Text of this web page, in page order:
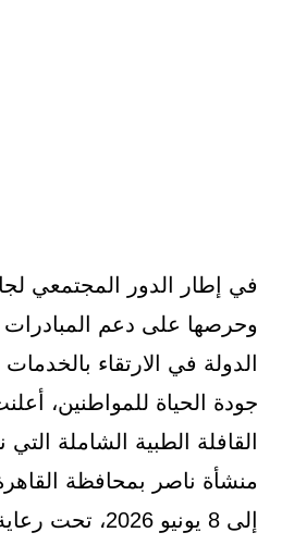
في إطار الدور المجتمعي
وحرصها على دعم المبادرات
الدولة في الارتقاء
جودة الحياة للمواطنين،
القافلة الطبية الشاملة
إلى 8 يونيو 2026،